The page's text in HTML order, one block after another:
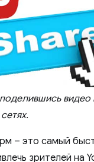
видео
– это самый
зрителей на